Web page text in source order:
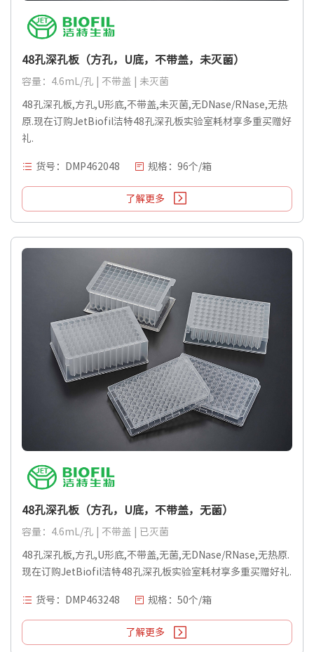
48孔深孔板（方孔，U底，不带盖，未灭菌）
容量：4.6mL/孔 | 不带盖 | 未灭菌
48孔深孔板,方孔,U形底,不带盖,未灭菌,无DNase/RNase,无热
原.现在订购JetBiofil洁特48孔深孔板实验室耗材享多重买赠好
礼.
货号：DMP462048 规格：96个/箱
了解更多
48孔深孔板（方孔，U底，不带盖，无菌）
容量：4.6mL/孔 | 不带盖 | 已灭菌
48孔深孔板,方孔,U形底,不带盖,无菌,无DNase/RNase,无热原.
现在订购JetBiofil洁特48孔深孔板实验室耗材享多重买赠好礼.
货号：DMP463248 规格：50个/箱
了解更多